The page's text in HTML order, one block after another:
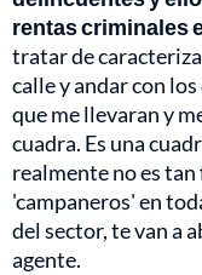
rentas criminales
tratar de
calle y andar con
que me llevaran y
cuadra. Es una
realmente no es tan
'campaneros' en
del sector, te van a
agente.